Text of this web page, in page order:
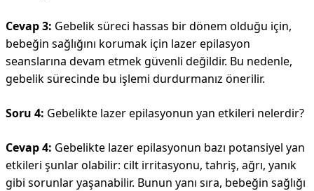
Cevap 3: Gebelik süreci hassas bir dönem olduğu için,
bebeğin sağlığını korumak için lazer epilasyon
seanslarına devam etmek güvenli değildir. Bu nedenle,
gebelik sürecinde bu işlemi durdurmanız önerilir.
Soru 4: Gebelikte lazer epilasyonun yan etkileri nelerdir?
Cevap 4: Gebelikte lazer epilasyonun bazı potansiyel yan
etkileri şunlar olabilir: cilt irritasyonu, tahriş, ağrı, yanık
gibi sorunlar yaşanabilir. Bunun yanı sıra, bebeğin sağlığı